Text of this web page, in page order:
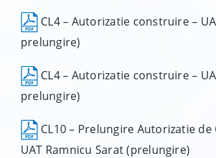
CL4 – Autorizatie construire –
prelungire)
CL4 – Autorizatie construire –
prelungire)
CL10 – Prelungire Autorizatie
UAT Ramnicu Sarat (prelungire)